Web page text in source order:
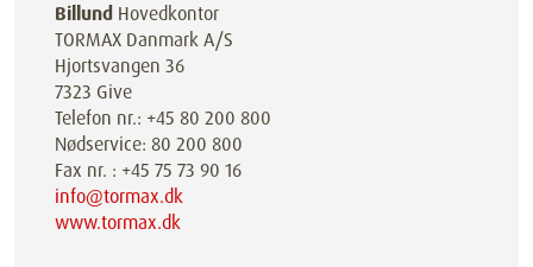
Billund Hovedkontor
TORMAX Danmark A/S
Hjortsvangen 36
7323 Give
Telefon nr.: +45 80 200 800
Nødservice: 80 200 800
Fax nr. : +45 75 73 90 16
info@tormax.dk
www.tormax.dk